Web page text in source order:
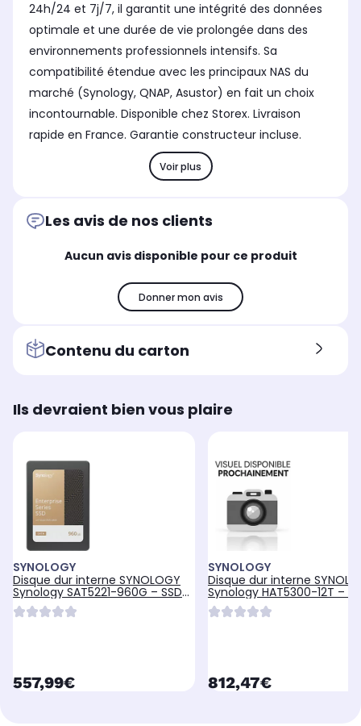
24h/24 et 7j/7, il garantit une intégrité des données
optimale et une durée de vie prolongée dans des
environnements professionnels intensifs. Sa
compatibilité étendue avec les principaux NAS du
marché (Synology, QNAP, Asustor) en fait un choix
incontournable. Disponible chez Storex. Livraison
rapide en France. Garantie constructeur incluse.
Voir plus
Les avis de nos clients
Aucun avis disponible pour ce produit
Donner mon avis
Contenu du carton
Ils devraient bien vous plaire
SYNOLOGY
Disque dur interne SYNOLOGY
Synology SAT5221-960G – SSD
Enterprise S
currentPrice
557,99€
SYNOLOGY
Disque dur interne
Synology HAT5300-12T –
Dur NAS 12
currentPrice
812,47€